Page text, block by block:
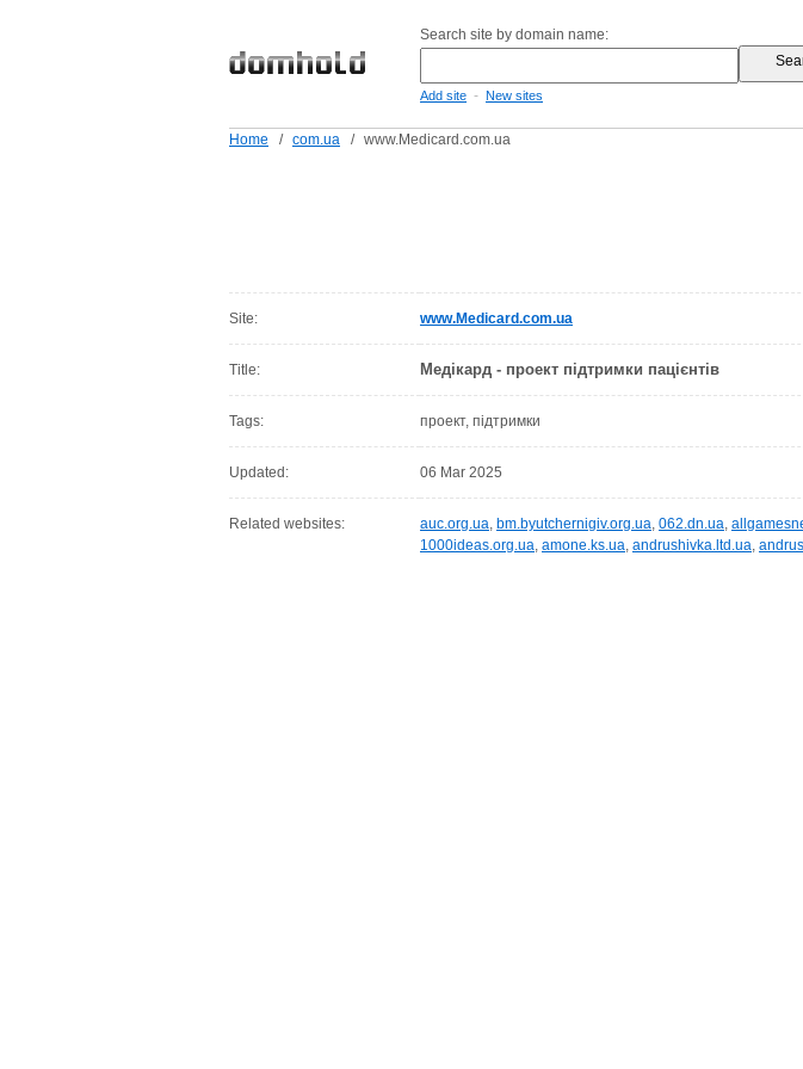
Search site by domain name:
Add site - New sites
Home / com.ua / www.Medicard.com.ua
Site: www.Medicard.com.ua
Title: Медікард - проект підтримки пацієнтів
Tags: проект, підтримки
Updated: 06 Mar 2025
Related websites: auc.org.ua, bm.byutchernigiv.org.ua, 062.dn.ua,
1000ideas.org.ua, amone.ks.ua, andrushivka.ltd.ua,